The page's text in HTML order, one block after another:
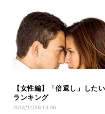
【女性編】「倍返し」した
ランキング
2013/11/26 13:06